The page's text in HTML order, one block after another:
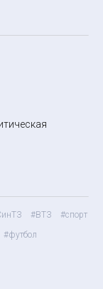
#ВТЗ
#спорт
#футбол